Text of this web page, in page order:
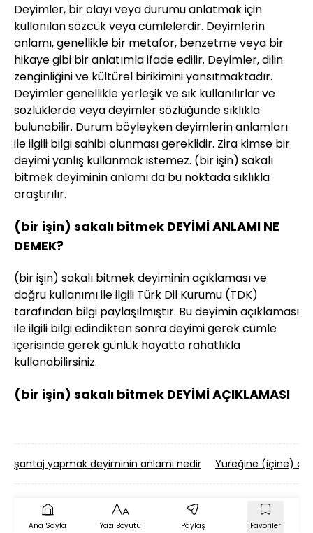
Deyimler, bir olayı veya durumu anlatmak için
kullanılan sözcük veya cümlelerdir. Deyimlerin
anlamı, genellikle bir metafor, benzetme veya bir
hikaye gibi bir anlatımla ifade edilir. Deyimler, dilin
zenginliğini ve kültürel birikimini yansıtmaktadır.
Deyimler genellikle yerleşik ve sık kullanılırlar ve
sözlüklerde veya deyimler sözlüğünde sıklıkla
bulunabilir. Durum böyleyken deyimlerin anlamları
ile ilgili bilgi sahibi olunması gereklidir. Zira kimse bir
deyimi yanlış kullanmak istemez. (bir işin) sakalı
bitmek deyiminin anlamı da bu noktada sıklıkla
araştırılır.
(bir işin) sakalı bitmek DEYİMİ ANLAMI NE
DEMEK?
(bir işin) sakalı bitmek deyiminin açıklaması ve
doğru kullanımı ile ilgili Türk Dil Kurumu (TDK)
tarafından bilgi paylaşılmıştır. Bu deyimin açıklaması
ile ilgili bilgi edindikten sonra deyimi gerek cümle
içerisinde gerek günlük hayatta rahatlıkla
kullanabilirsiniz.
(bir işin) sakalı bitmek DEYİMİ AÇIKLAMASI
şantaj yapmak deyiminin anlamı nedir Yüreğine (içine)
Ana Sayfa Yazı Boyutu Paylaş Favoriler